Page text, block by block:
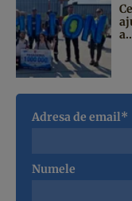
Adresa de email*
Numele